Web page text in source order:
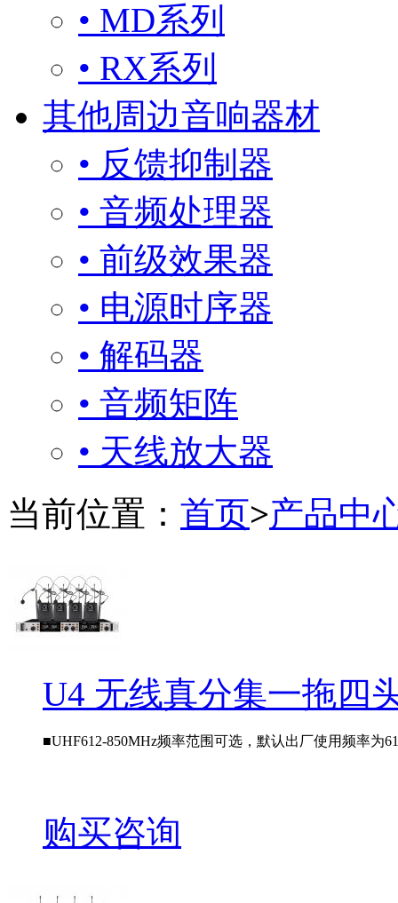
• MD系列
• RX系列
其他周边音响器材
• 反馈抑制器
• 音频处理器
• 前级效果器
• 电源时序器
• 解码器
• 音频矩阵
• 天线放大器
当前位置： 首页>产品中
U4 无线真分集一拖四
■UHF612-850MHz频率范围可选，默认出厂使用频率为
购买咨询